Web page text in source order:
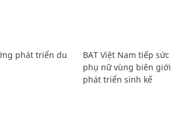
phát triển du
BAT Việt Nam tiếp sức
phụ nữ vùng biên giới
phát triển sinh kế